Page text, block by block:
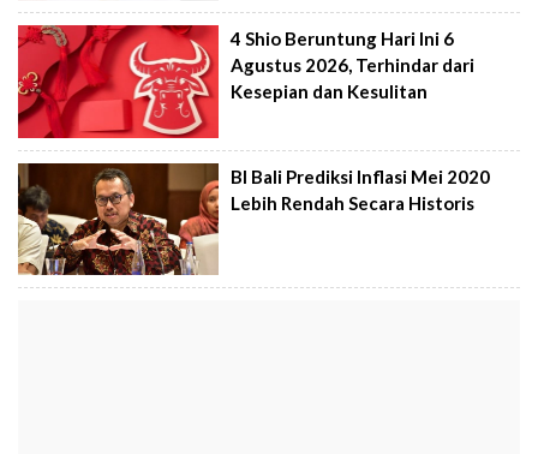
4 Shio Beruntung Hari Ini 6
Agustus 2026, Terhindar dari
Kesepian dan Kesulitan
BI Bali Prediksi Inflasi Mei 2020
Lebih Rendah Secara Historis